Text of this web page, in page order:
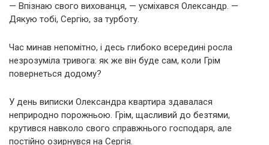
— Впізнаю свого вихованця, — усміхався Олександр. —
Дякую тобі, Сергію, за турботу.
Час минав непомітно, і десь глибоко всередині росла
незрозуміла тривога: як же він буде сам, коли Грім
повернеться додому?
У день виписки Олександра квартира здавалася
неприродно порожньою. Грім, щасливий до безтями,
крутився навколо свого справжнього господаря, але
постійно озирнувся на Сергія.